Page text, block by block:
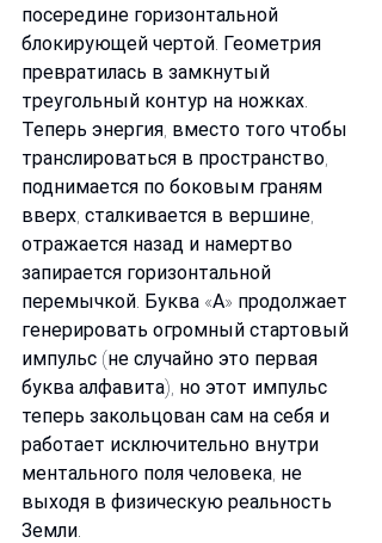
посередине горизонтальной
блокирующей чертой. Геометрия
превратилась в замкнутый
треугольный контур на ножках.
Теперь энергия, вместо того чтобы
транслироваться в пространство,
поднимается по боковым граням
вверх, сталкивается в вершине,
отражается назад и намертво
запирается горизонтальной
перемычкой. Буква «А» продолжает
генерировать огромный стартовый
импульс (не случайно это первая
буква алфавита), но этот импульс
теперь закольцован сам на себя и
работает исключительно внутри
ментального поля человека, не
выходя в физическую реальность
Земли.